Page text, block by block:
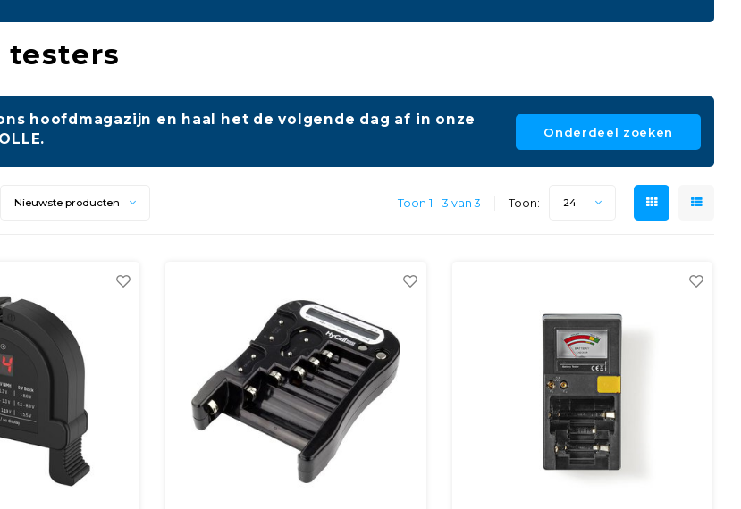
hoofdmagazijn en haal het de volgende dag af in onze
Onderdeel zoeken
Nieuwste producten Toon 1 - 3 van 3 Toon: 24